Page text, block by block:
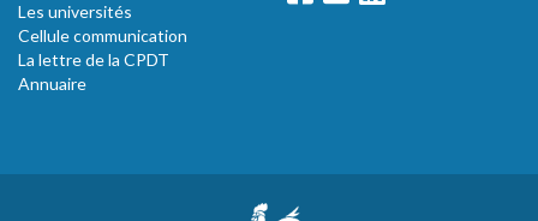
Les universités
Cellule communication
La lettre de la CPDT
Annuaire